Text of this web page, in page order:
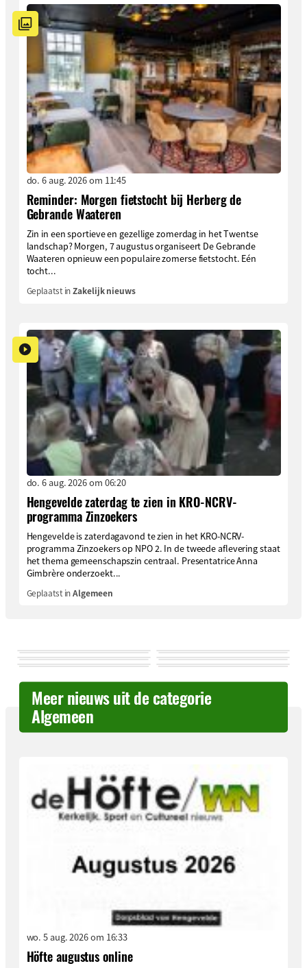
do. 6 aug. 2026 om 11:45
Reminder: Morgen fietstocht bij Herberg de
Gebrande Waateren
Zin in een sportieve en gezellige zomerdag in het Twentse
landschap? Morgen, 7 augustus organiseert De Gebrande
Waateren opnieuw een populaire zomerse fietstocht. Eén
tocht...
Geplaatst inZakelijk nieuws
do. 6 aug. 2026 om 06:20
Hengevelde zaterdag te zien in KRO-NCRV-
programma Zinzoekers
Hengevelde is zaterdagavond te zien in het KRO-NCRV-
programma Zinzoekers op NPO 2. In de tweede aflevering staat
het thema gemeenschapszin centraal. Presentatrice Anna
Gimbrère onderzoekt...
Geplaatst inAlgemeen
Meer nieuws uit de categorie
Algemeen
wo. 5 aug. 2026 om 16:33
Höfte augustus online